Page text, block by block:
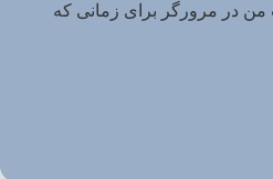
من در مرورگر برای زمانی که